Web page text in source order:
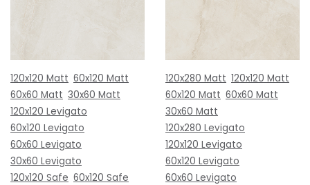
120x120 Matt 60x120 Matt
60x60 Matt 30x60 Matt
120x120 Levigato
60x120 Levigato
60x60 Levigato
30x60 Levigato
120x120 Safe 60x120 Safe
120x280 Matt 120x120 Matt
60x120 Matt 60x60 Matt
30x60 Matt
120x280 Levigato
120x120 Levigato
60x120 Levigato
60x60 Levigato